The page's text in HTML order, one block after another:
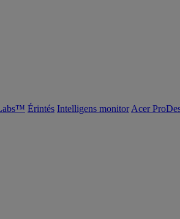
Érintés Intelligens monitor Acer